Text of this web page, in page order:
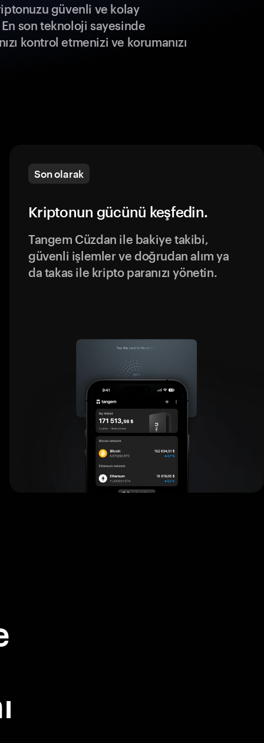
güvenli ve kolay
son teknoloji sayesinde
kontrol etmenizi ve korumanızı
Son olarak
Kriptonun gücünü keşfedin.
Tangem Cüzdan ile bakiye takibi,
güvenli işlemler ve doğrudan alım ya
da takas ile kripto paranızı yönetin.